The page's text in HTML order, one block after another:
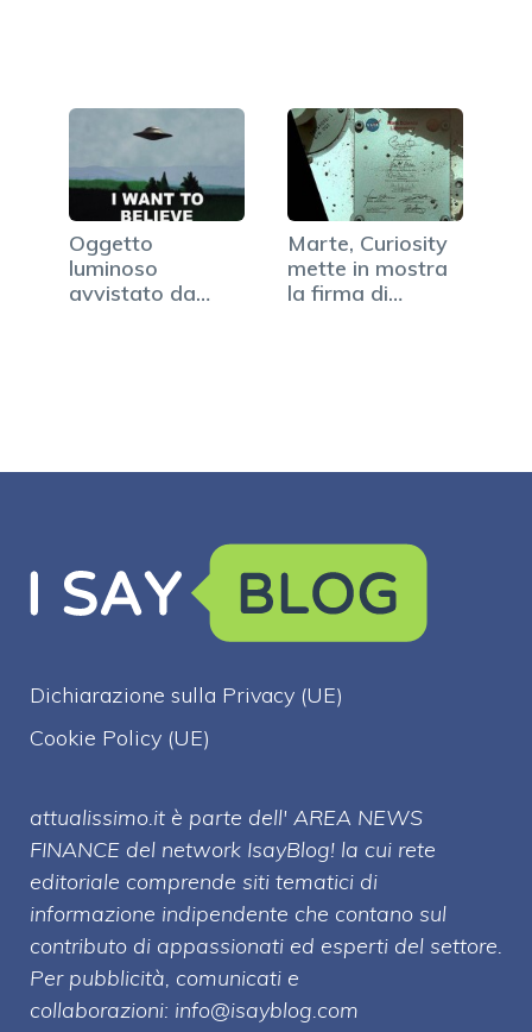
Oggetto
luminoso
avvistato da
Marte, Curiosity
mette in mostra
la firma di
Dichiarazione sulla Privacy (UE)
Cookie Policy (UE)
attualissimo.it è parte dell' AREA NEWS
FINANCE del network IsayBlog! la cui rete
editoriale comprende siti tematici di
informazione indipendente che contano sul
contributo di appassionati ed esperti del settore.
Per pubblicità, comunicati e
collaborazioni: info@isayblog.com